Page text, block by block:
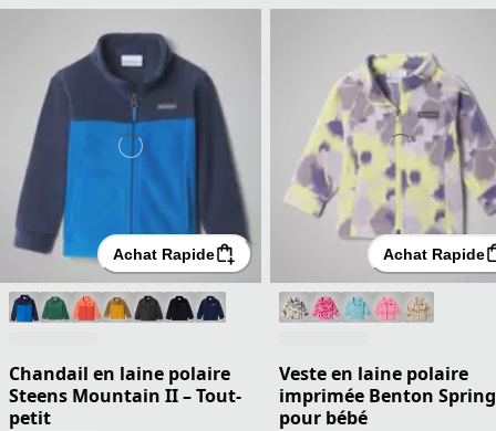
Achat Rapide
Chandail en laine polaire
Steens Mountain II – Tout-
petit
Achat Rapide
Veste en laine polaire
imprimée Benton
pour bébé